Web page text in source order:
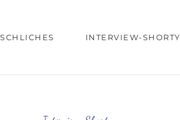
INTERVIEW-SHORTY